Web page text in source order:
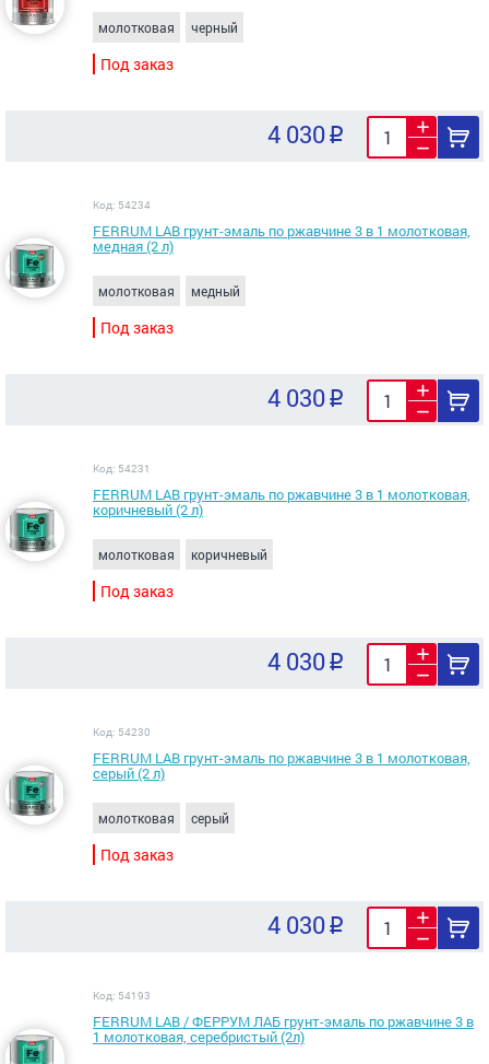
молотковая черный
Под заказ
4 030
Код: 54234
FERRUM LAB грунт-эмаль по ржавчине 3 в 1 молотковая,
медная (2 л)
молотковая медный
Под заказ
4 030
Код: 54231
FERRUM LAB грунт-эмаль по ржавчине 3 в 1 молотковая,
коричневый (2 л)
молотковая коричневый
Под заказ
4 030
Код: 54230
FERRUM LAB грунт-эмаль по ржавчине 3 в 1 молотковая,
серый (2 л)
молотковая серый
Под заказ
4 030
Код: 54193
FERRUM LAB / ФЕРРУМ ЛАБ грунт-эмаль по ржавчине 3 в
1 молотковая, серебристый (2л)